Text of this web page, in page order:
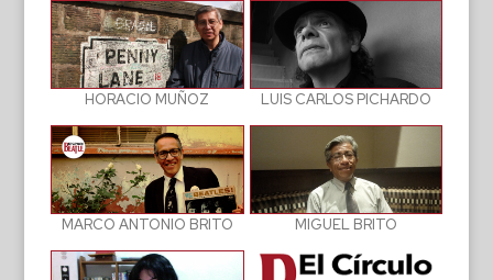
HORACIO MUÑOZ LUIS CARLOS PICHARDO
MARCO ANTONIO BRITO MIGUEL BRITO